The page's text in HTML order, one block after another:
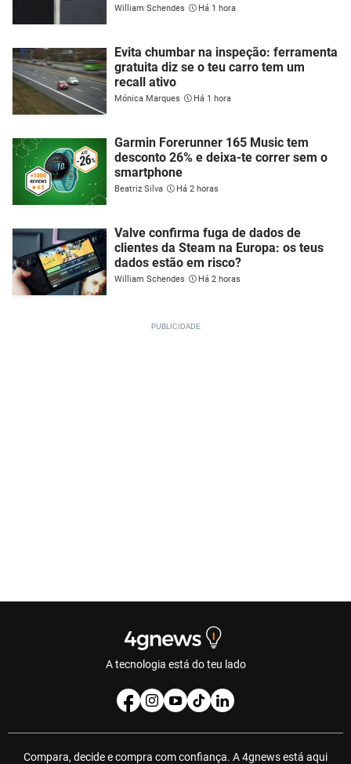
William Schendes Há 1 hora
Evita chumbar na inspeção: ferramenta
gratuita diz se o teu carro tem um
recall ativo
Mónica Marques Há 1 hora
Garmin Forerunner 165 Music tem
desconto 26% e deixa-te correr sem o
smartphone
Beatriz Silva Há 2 horas
Valve confirma fuga de dados de
clientes da Steam na Europa: os teus
dados estão em risco?
William Schendes Há 2 horas
A tecnologia está do teu lado
Compara, decide e compra com confiança. A 4gnews está aqui